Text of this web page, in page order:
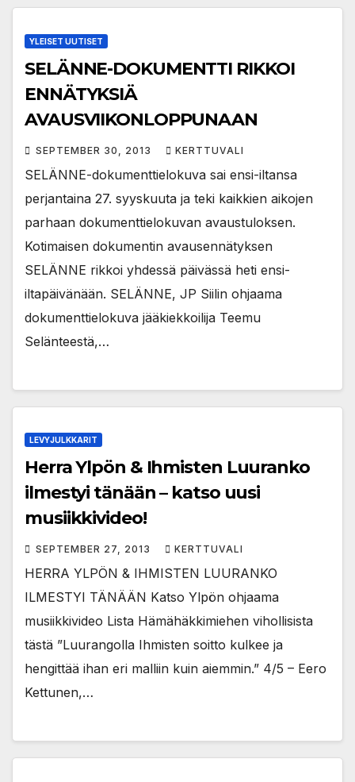
YLEISET UUTISET
SELÄNNE-DOKUMENTTI RIKKOI
ENNÄTYKSIÄ
AVAUSVIIKONLOPPUNAAN
SEPTEMBER 30, 2013 KERTTUVALI
SELÄNNE-dokumenttielokuva sai ensi-iltansa
perjantaina 27. syyskuuta ja teki kaikkien aikojen
parhaan dokumenttielokuvan avaustuloksen.
Kotimaisen dokumentin avausennätyksen
SELÄNNE rikkoi yhdessä päivässä heti ensi-
iltapäivänään. SELÄNNE, JP Siilin ohjaama
dokumenttielokuva jääkiekkoilija Teemu
Selänteestä,…
LEVYJULKKARIT
Herra Ylpön & Ihmisten Luuranko
ilmestyi tänään – katso uusi
musiikkivideo!
SEPTEMBER 27, 2013 KERTTUVALI
HERRA YLPÖN & IHMISTEN LUURANKO
ILMESTYI TÄNÄÄN Katso Ylpön ohjaama
musiikkivideo Lista Hämähäkkimiehen vihollisista
tästä ”Luurangolla Ihmisten soitto kulkee ja
hengittää ihan eri malliin kuin aiemmin.” 4/5 – Eero
Kettunen,…